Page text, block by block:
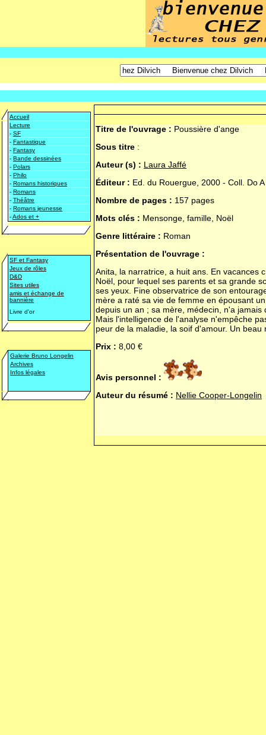
Accueil
Lecture
- SF
- Fantastique
- Fantasy
- Bande dessinées
- Polars
- Philo
- Romans historiques
- Romans
- Théâtre
- Romans jeunesse
-Ados et +
SF et Fantasy
Jeux de rôles
D&D
Sites utiles
amis et échange de
bannière
Livre d'or
Galerie Bruno Longelin
Archives
Infos légales
Titre de l'ouvrage : Poussière d'ange
Sous titre :
Auteur (s) : Laura Jaffé
Éditeur : Ed. du Rouergue, 2000 - Coll. Do A
Nombre de pages : 157 pages
Mots clés : Mensonge, famille, Noël
Genre littéraire : Roman
Présentation de l'ouvrage :
Anita, la narratrice, a huit ans. En vacances
Noël, pour lequel ses parents et sa grande
ses yeux. Fine observatrice de son
mère a raté sa vie de femme en épousant
depuis un an ; sa mère, médecin, n'a
Mais l'intelligence de l'analyse n'empêche
peur de la maladie, la soif d'amour. Un
Prix : 8,00 €
Avis personnel :
Auteur du résumé : Nellie Cooper-Longelin